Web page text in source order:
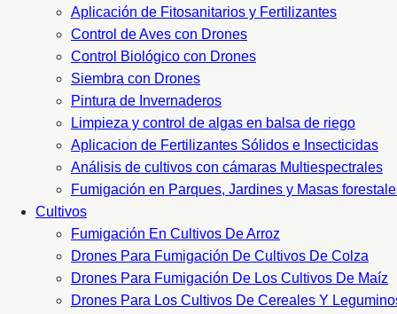
Aplicación de Fitosanitarios y Fertilizantes
Control de Aves con Drones
Control Biológico con Drones
Siembra con Drones
Pintura de Invernaderos
Limpieza y control de algas en balsa de riego
Aplicacion de Fertilizantes Sólidos e Insecticidas
Análisis de cultivos con cámaras Multiespectrales
Fumigación en Parques, Jardines y Masas
Cultivos
Fumigación En Cultivos De Arroz
Drones Para Fumigación De Cultivos De Colza
Drones Para Fumigación De Los Cultivos De Maíz
Drones Para Los Cultivos De Cereales Y